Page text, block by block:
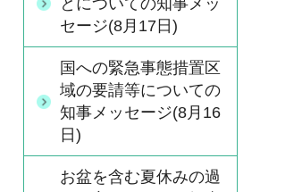
とについての知事メッ
セージ(8月17日)
国への緊急事態措置区
域の要請等についての
知事メッセージ(8月16
日)
お盆を含む夏休みの過